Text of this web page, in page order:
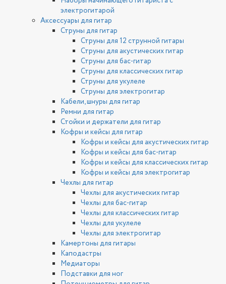
электрогитарой
Аксессуары для гитар
Струны для гитар
Струны для 12 струнной гитары
Струны для акустических гитар
Струны для бас-гитар
Струны для классических гитар
Струны для укулеле
Струны для электрогитар
Кабели, шнуры для гитар
Ремни для гитар
Стойки и держатели для гитар
Кофры и кейсы для гитар
Кофры и кейсы для акустических гитар
Кофры и кейсы для бас-гитар
Кофры и кейсы для классических гитар
Кофры и кейсы для электрогитар
Чехлы для гитар
Чехлы для акустических гитар
Чехлы для бас-гитар
Чехлы для классических гитар
Чехлы для укулеле
Чехлы для электрогитар
Камертоны для гитары
Каподастры
Медиаторы
Подставки для ног